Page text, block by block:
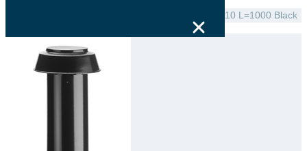
Taal
Roof terminal Ventilation AL 110 L=1000 Black